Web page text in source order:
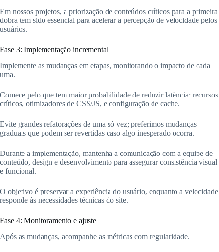
Em nossos projetos, a priorização de conteúdos críticos para a primeira
dobra tem sido essencial para acelerar a percepção de velocidade pelos
usuários.
Fase 3: Implementação incremental
Implemente as mudanças em etapas, monitorando o impacto de cada
uma.
Comece pelo que tem maior probabilidade de reduzir latência: recursos
críticos, otimizadores de CSS/JS, e configuração de cache.
Evite grandes refatorações de uma só vez; preferimos mudanças
graduais que podem ser revertidas caso algo inesperado ocorra.
Durante a implementação, mantenha a comunicação com a equipe de
conteúdo, design e desenvolvimento para assegurar consistência visual
e funcional.
O objetivo é preservar a experiência do usuário, enquanto a velocidade
responde às necessidades técnicas do site.
Fase 4: Monitoramento e ajuste
Após as mudanças, acompanhe as métricas com regularidade.